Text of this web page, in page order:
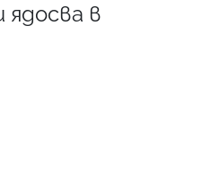
ядосва в